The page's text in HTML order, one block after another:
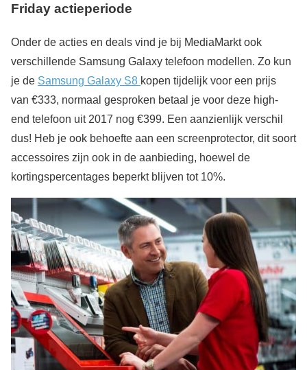
Friday actieperiode
Onder de acties en deals vind je bij MediaMarkt ook
verschillende Samsung Galaxy telefoon modellen. Zo kun
je de Samsung Galaxy S8 kopen tijdelijk voor een prijs
van €333, normaal gesproken betaal je voor deze high-
end telefoon uit 2017 nog €399. Een aanzienlijk verschil
dus! Heb je ook behoefte aan een screenprotector, dit soort
accessoires zijn ook in de aanbieding, hoewel de
kortingspercentages beperkt blijven tot 10%.